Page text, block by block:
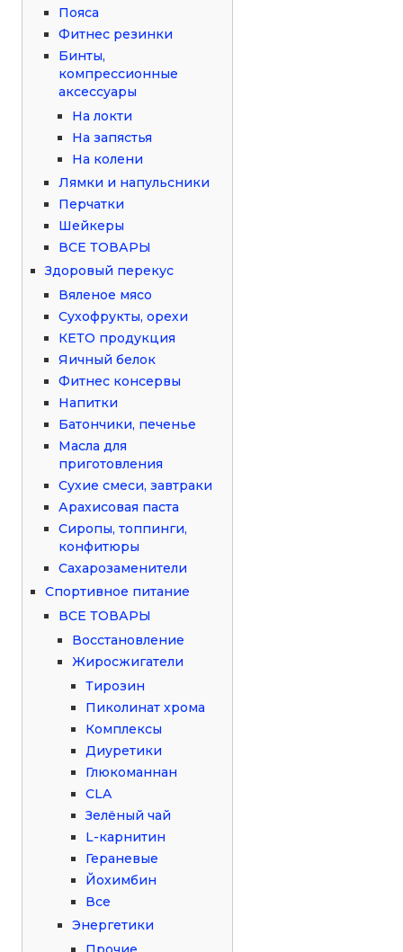
Пояса
Фитнес резинки
Бинты,
компрессионные
аксессуары
На локти
На запястья
На колени
Лямки и напульсники
Перчатки
Шейкеры
ВСЕ ТОВАРЫ
Здоровый перекус
Вяленое мясо
Сухофрукты, орехи
КЕТО продукция
Яичный белок
Фитнес консервы
Напитки
Батончики, печенье
Масла для
приготовления
Сухие смеси, завтраки
Арахисовая паста
Сиропы, топпинги,
конфитюры
Сахарозаменители
Спортивное питание
ВСЕ ТОВАРЫ
Восстановление
Жиросжигатели
Тирозин
Пиколинат хрома
Комплексы
Диуретики
Глюкоманнан
CLA
Зелёный чай
L-карнитин
Гераневые
Йохимбин
Все
Энергетики